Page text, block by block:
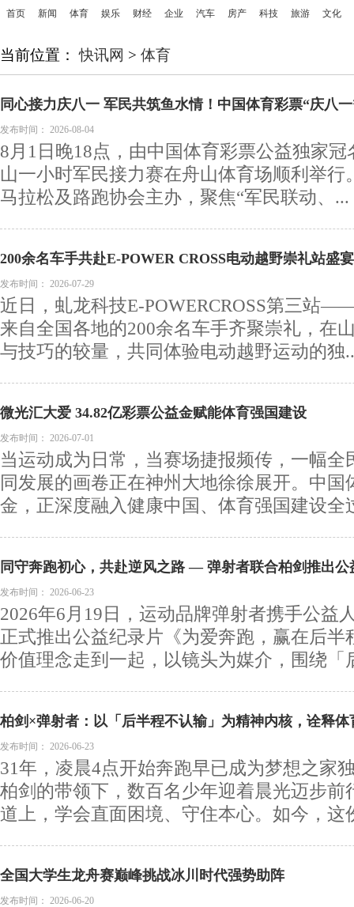
首页 新闻 体育 娱乐 财经 企业 汽车 房产 科技 旅游 文化
当前位置：快讯网 > 体育
同心接力庆八一 军民共筑鱼水情！中国体育彩票“庆八
力赛圆满落幕
发布时间： 2026-08-04
8月1日晚18点，由中国体育彩票公益独家冠
山一小时军民接力赛在舟山体育场顺利举行
马拉松及路跑协会主办，聚焦“军民联动、...
200余名车手共赴E-POWER CROSS电动越野崇礼站盛宴
发布时间： 2026-07-29
近日，虬龙科技E-POWERCROSS第三站
来自全国各地的200余名车手齐聚崇礼，在
与技巧的较量，共同体验电动越野运动的独
微光汇大爱 34.82亿彩票公益金赋能体育强国建设
发布时间： 2026-07-01
当运动成为日常，当赛场捷报频传，一幅全
同发展的画卷正在神州大地徐徐展开。中国
金，正深度融入健康中国、体育强国建设全
同守奔跑初心，共赴逆风之路 — 弹射者联合柏剑推出
半程》
发布时间： 2026-06-23
2026年6月19日，运动品牌弹射者携手公益
正式推出公益纪录片《为爱奔跑，赢在后半
价值理念走到一起，以镜头为媒介，围绕「
柏剑×弹射者：以「后半程不认输」为精神内核，诠释
发布时间： 2026-06-23
31年，凌晨4点开始奔跑早已成为梦想之家
柏剑的带领下，数百名少年迎着晨光迈步前
道上，学会直面困境、守住本心。如今，这
全国大学生龙舟赛巅峰挑战冰川时代强势助阵
发布时间： 2026-06-20